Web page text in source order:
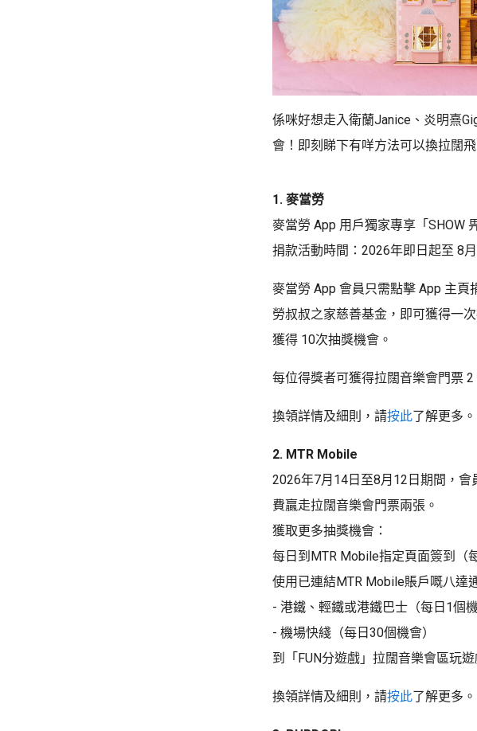
係咪好想走入衛蘭Janice、炎明熹
會！即刻睇下有咩方法可以換拉闊飛
1. 麥當勞
麥當勞 App 用戶獨家專享「SHOW
捐款活動時間：2026年即日起至 8
麥當勞 App 會員只需點擊 App 主頁
勞叔叔之家慈善基金，即可獲得一
獲得 10次抽獎機會。
每位得獎者可獲得拉闊音樂會門票 2
換領詳情及細則，請按此了解更多。
2. MTR Mobile
2026年7月14日至8月12日期間，
費贏走拉闊音樂會門票兩張。
獲取更多抽獎機會：
每日到MTR Mobile指定頁面簽到（
使用已連結MTR Mobile賬戶嘅八達
- 港鐵、輕鐵或港鐵巴士（每日1個機
- 機場快綫（每日30個機會）
到「FUN分遊戲」拉闊音樂會區玩遊
換領詳情及細則，請按此了解更多。